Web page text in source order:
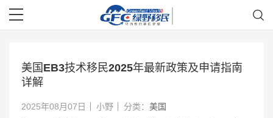
美国EB3技术移民2025年最新政策及申请指南
详解
2025年08月07日 小野 分类： 美国